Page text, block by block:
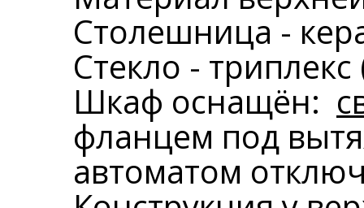
Столешница -
Стекло -
Шкаф оснащён:
фланцем под
автоматом